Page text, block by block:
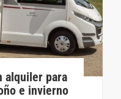
alquiler para
e invierno